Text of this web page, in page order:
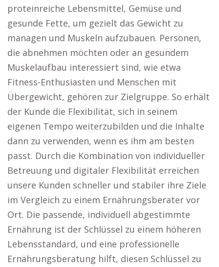
proteinreiche Lebensmittel, Gemüse und
gesunde Fette, um gezielt das Gewicht zu
managen und Muskeln aufzubauen. Personen,
die abnehmen möchten oder an gesundem
Muskelaufbau interessiert sind, wie etwa
Fitness-Enthusiasten und Menschen mit
Übergewicht, gehören zur Zielgruppe. So erhält
der Kunde die Flexibilität, sich in seinem
eigenen Tempo weiterzubilden und die Inhalte
dann zu verwenden, wenn es ihm am besten
passt. Durch die Kombination von individueller
Betreuung und digitaler Flexibilität erreichen
unsere Kunden schneller und stabiler ihre Ziele
im Vergleich zu einem Ernährungsberater vor
Ort. Die passende, individuell abgestimmte
Ernährung ist der Schlüssel zu einem höheren
Lebensstandard, und eine professionelle
Ernährungsberatung hilft, diesen Schlüssel zu